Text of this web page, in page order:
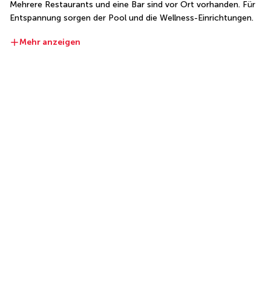
Mehrere Restaurants und eine Bar sind vor Ort vorhanden. Für
Entspannung sorgen der Pool und die Wellness-Einrichtungen.
Mehr anzeigen